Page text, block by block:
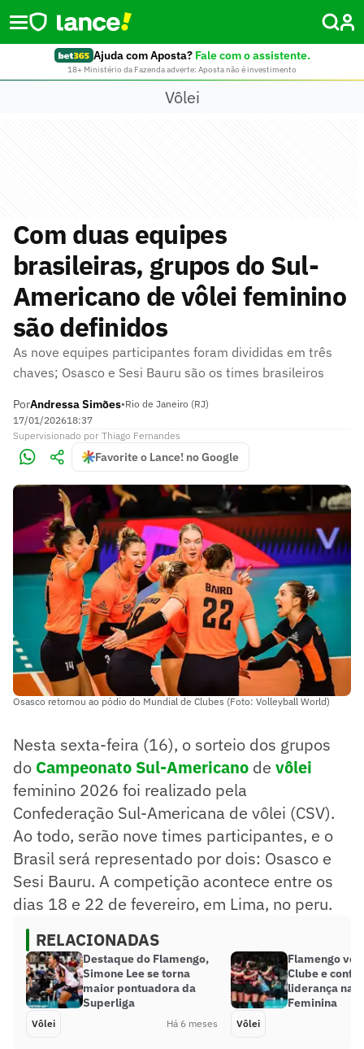
Ajuda com Aposta? Fale com o assistente.
18+ Ministério da Fazenda adverte: Aposta não é investimento
Vôlei
Com duas equipes
brasileiras, grupos do Sul-
Americano de vôlei feminino
são definidos
As nove equipes participantes foram divididas em três
chaves; Osasco e Sesi Bauru são os times brasileiros
PorAndressa Simões•Rio de Janeiro (RJ)
17/01/202618:37
Supervisionado por Thiago Fernandes
Favorite o Lance! no Google
Osasco retornou ao pódio do Mundial de Clubes (Foto: Volleyball World)
Nesta sexta-feira (16), o sorteio dos grupos
do Campeonato Sul-Americano de vôlei
feminino 2026 foi realizado pela
Confederação Sul-Americana de vôlei (CSV).
Ao todo, serão nove times participantes, e o
Brasil será representado por dois: Osasco e
Sesi Bauru. A competição acontece entre os
dias 18 e 22 de fevereiro, em Lima, no peru.
RELACIONADAS
Destaque do Flamengo,
Simone Lee se torna
maior pontuadora da
Superliga
Vôlei Há 6 meses
Flamengo
Clube e
liderança na
Feminina
Vôlei